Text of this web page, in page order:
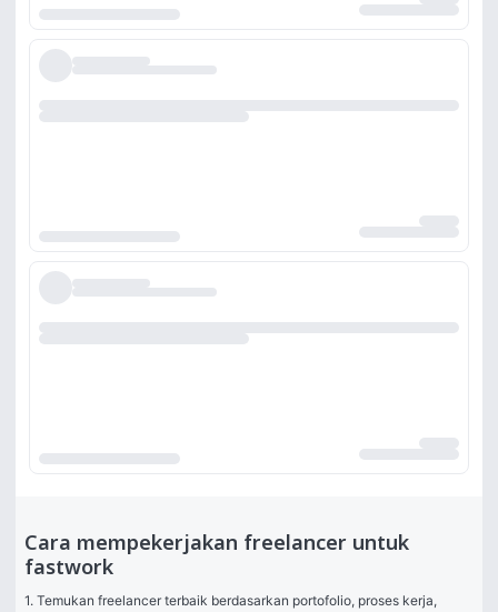
Cara mempekerjakan freelancer untuk
fastwork
1. Temukan freelancer terbaik berdasarkan portofolio, proses kerja,